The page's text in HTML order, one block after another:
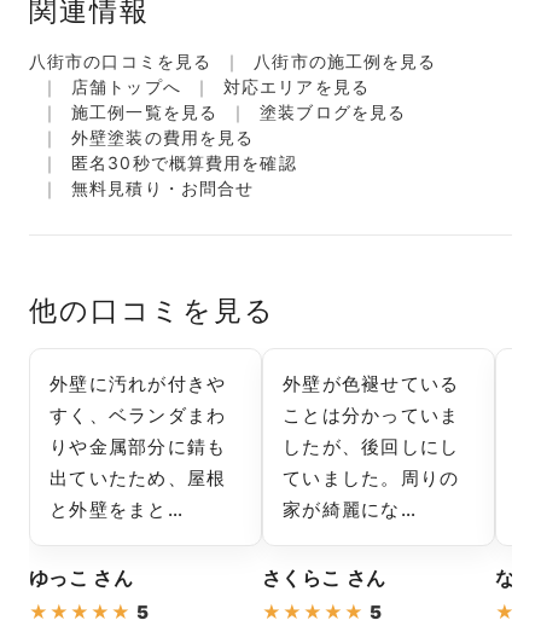
関連情報
八街市の口コミを見る
八街市の施工例を見る
店舗トップへ
対応エリアを見る
施工例一覧を見る
塗装ブログを見る
外壁塗装の費用を見る
匿名30秒で概算費用を確認
無料見積り・お問合せ
他の口コミを見る
外壁に汚れが付きや
すく、ベランダまわ
りや金属部分に錆も
出ていたため、屋根
と外壁をまと…
ゆっこ さん
★ ★ ★ ★ ★ 5
外壁が色褪せている
ことは分かっていま
したが、後回しにし
ていました。周りの
家が綺麗にな…
さくらこ さん
★ ★ ★ ★ ★ 5
なか
★